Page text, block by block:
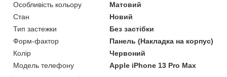
Особливість кольору
Матовий
Стан
Новий
Тип застежки
Без застібки
Форм-фактор
Панель (Накладка на корпус)
Колір
Червоний
Модель телефону
Apple iPhone 13 Pro Max